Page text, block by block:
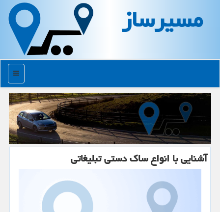
مسیرساز
منو
آشنایی با انواع ساك دستی تبلیغاتی